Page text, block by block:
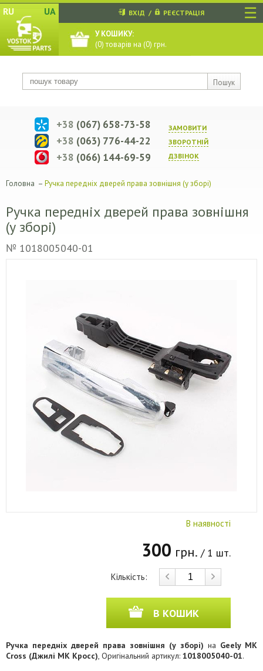
☰
RU UA
Пошук
ВХІД / РЕЄСТРАЦІЯ
У КОШИКУ:
(0) товарів на (0) грн.
ЗАМОВИТИ
ЗВОРОТНIЙ
ДЗВIНОК
+38 (067) 658-73-58
+38 (063) 776-44-22
+38 (066) 144-69-59
Головна – Ручка передніх дверей права зовнішня (у зборі)
Ручка передніх дверей права зовнішня
(у зборі)
№ 1018005040-01
В наявності
300 грн. / 1 шт.
Кількість:
В КОШИК
Ручка передніх дверей права зовнішня (у зборі) на Geely MK
Cross (Джилі МК Кросс), Оригінальний артикул: 1018005040-01.